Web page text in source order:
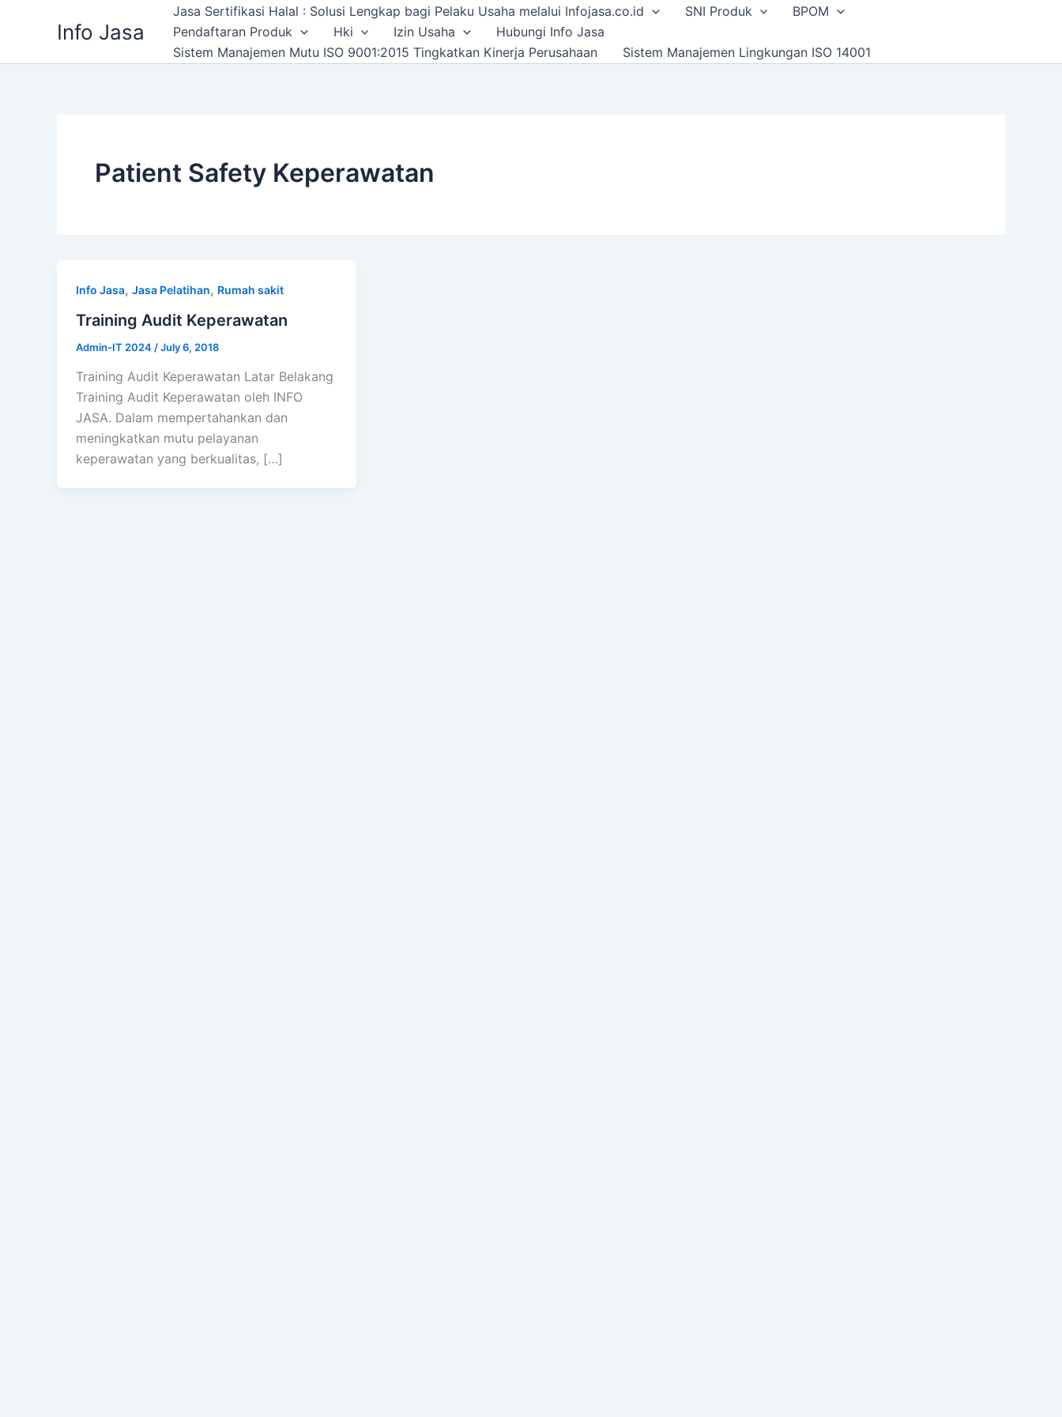
Info Jasa
Jasa Sertifikasi Halal : Solusi Lengkap bagi Pelaku Usaha melalui Infojasa.co.id SNI Produk
BPOM
Pendaftaran Produk
Hki Izin Usaha
Hubungi Info Jasa
Sistem Manajemen Mutu ISO 9001:2015 Tingkatkan Kinerja Perusahaan
Sistem Manajemen Lingkungan ISO 14001
Patient Safety Keperawatan
Info Jasa, Jasa Pelatihan, Rumah sakit
Training Audit Keperawatan
Admin-IT 2024 /July 6, 2018
Training Audit Keperawatan Latar Belakang
Training Audit Keperawatan oleh INFO
JASA. Dalam mempertahankan dan
meningkatkan mutu pelayanan
keperawatan yang berkualitas, […]